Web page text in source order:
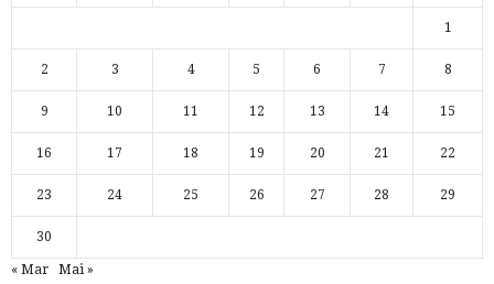
1
2 3 4 5 6 7 8
9 10 11 12 13 14 15
16 17 18 19 20 21 22
23 24 25 26 27 28 29
30
« Mar Mai »